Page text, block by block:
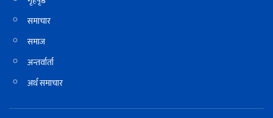
समाचार
समाज
अन्तर्वार्ता
अर्थ समाचार